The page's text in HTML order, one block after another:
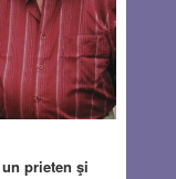
prieten şi